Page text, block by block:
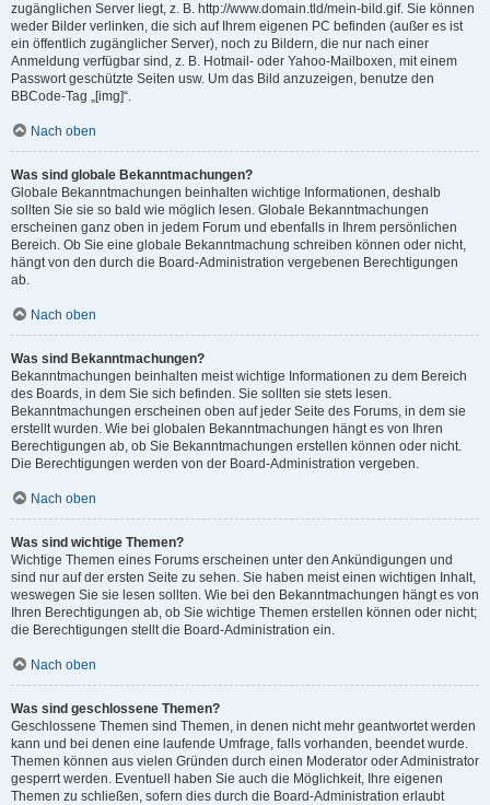
zugänglichen Server liegt, z. B. http://www.domain.tld/mein-bild.gif. Sie können
weder Bilder verlinken, die sich auf Ihrem eigenen PC befinden (außer es ist
ein öffentlich zugänglicher Server), noch zu Bildern, die nur nach einer
Anmeldung verfügbar sind, z. B. Hotmail- oder Yahoo-Mailboxen, mit einem
Passwort geschützte Seiten usw. Um das Bild anzuzeigen, benutze den
BBCode-Tag „[img]“.
Nach oben
Was sind globale Bekanntmachungen?
Globale Bekanntmachungen beinhalten wichtige Informationen, deshalb
sollten Sie sie so bald wie möglich lesen. Globale Bekanntmachungen
erscheinen ganz oben in jedem Forum und ebenfalls in Ihrem persönlichen
Bereich. Ob Sie eine globale Bekanntmachung schreiben können oder nicht,
hängt von den durch die Board-Administration vergebenen Berechtigungen
ab.
Nach oben
Was sind Bekanntmachungen?
Bekanntmachungen beinhalten meist wichtige Informationen zu dem Bereich
des Boards, in dem Sie sich befinden. Sie sollten sie stets lesen.
Bekanntmachungen erscheinen oben auf jeder Seite des Forums, in dem sie
erstellt wurden. Wie bei globalen Bekanntmachungen hängt es von Ihren
Berechtigungen ab, ob Sie Bekanntmachungen erstellen können oder nicht.
Die Berechtigungen werden von der Board-Administration vergeben.
Nach oben
Was sind wichtige Themen?
Wichtige Themen eines Forums erscheinen unter den Ankündigungen und
sind nur auf der ersten Seite zu sehen. Sie haben meist einen wichtigen Inhalt,
weswegen Sie sie lesen sollten. Wie bei den Bekanntmachungen hängt es von
Ihren Berechtigungen ab, ob Sie wichtige Themen erstellen können oder nicht;
die Berechtigungen stellt die Board-Administration ein.
Nach oben
Was sind geschlossene Themen?
Geschlossene Themen sind Themen, in denen nicht mehr geantwortet werden
kann und bei denen eine laufende Umfrage, falls vorhanden, beendet wurde.
Themen können aus vielen Gründen durch einen Moderator oder Administrator
gesperrt werden. Eventuell haben Sie auch die Möglichkeit, Ihre eigenen
Themen zu schließen, sofern dies durch die Board-Administration erlaubt